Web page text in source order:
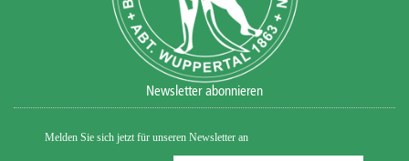
Newsletter abonnieren